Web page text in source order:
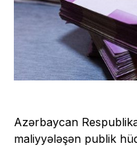
Azərbaycan
maliyyələşən publik